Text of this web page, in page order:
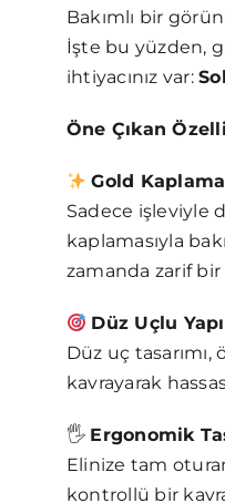
Bakımlı bir
İşte bu yüzden,
ihtiyacınız var:
Öne Çıkan
Gold Kaplama
Sadece işleviyle
kaplamasıyla
zamanda zarif bir
Düz Uçlu Yapı
Düz uç
kavrayarak
🖐️ Ergonomik
Elinize tam
kontrollü bir